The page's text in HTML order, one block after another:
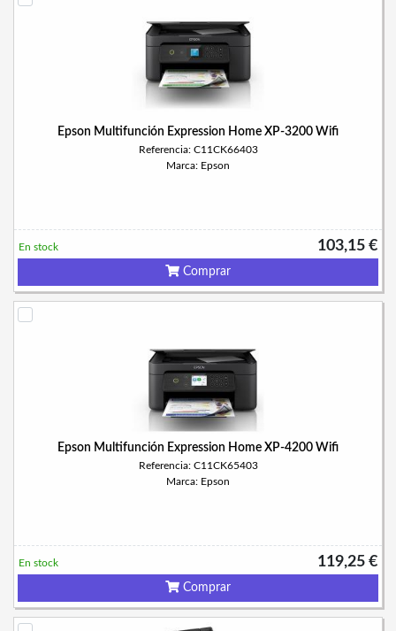
Epson Multifunción Expression Home XP-3200 Wifi
Referencia: C11CK66403
Marca: Epson
103,15 €
En stock
Comprar
Epson Multifunción Expression Home XP-4200 Wifi
Referencia: C11CK65403
Marca: Epson
119,25 €
En stock
Comprar